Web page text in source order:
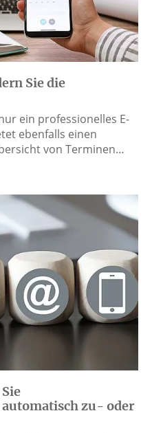
Sie die
ein professionelles E-
ebenfalls einen
von Terminen…
zu- oder